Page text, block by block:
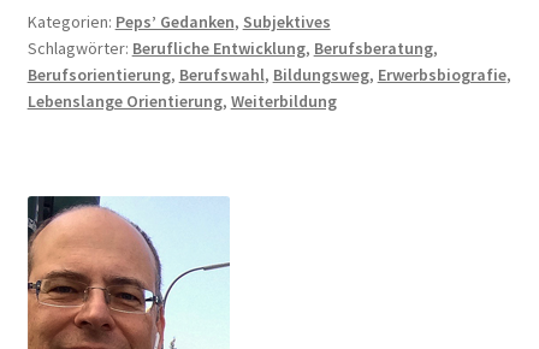
Kategorien: Peps’ Gedanken, Subjektives
Schlagwörter: Berufliche Entwicklung, Berufsberatung,
Berufsorientierung, Berufswahl, Bildungsweg, Erwerbsbiografie,
Lebenslange Orientierung, Weiterbildung